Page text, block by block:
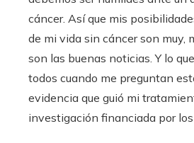
cáncer. Así que mis
de mi vida sin cáncer son muy,
son las buenas noticias. Y lo
todos cuando me preguntan
evidencia que guió mi
investigación financiada por los